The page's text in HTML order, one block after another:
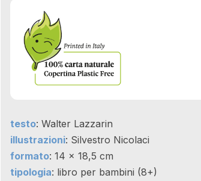
testo: Walter Lazzarin
illustrazioni: Silvestro Nicolaci
formato: 14 x 18,5 cm
tipologia: libro per bambini (8+)